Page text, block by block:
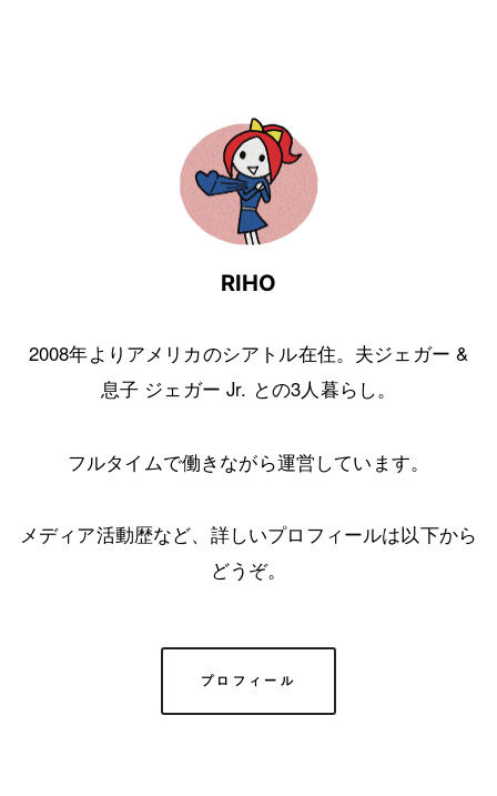
RIHO
2008年よりアメリカのシアトル在住。夫ジェガー &
息子 ジェガー Jr. との3人暮らし。
フルタイムで働きながら運営しています。
メディア活動歴など、詳しいプロフィールは以下から
どうぞ。
プロフィール